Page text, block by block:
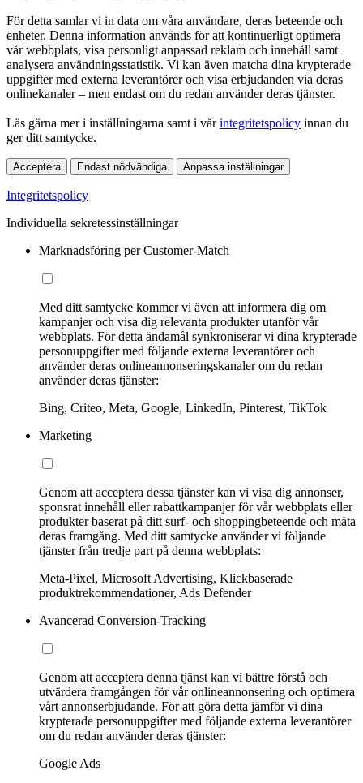
För detta samlar vi in data om våra användare, deras beteende och
enheter. Denna information används för att kontinuerligt optimera
vår webbplats, visa personligt anpassad reklam och innehåll samt
analysera användningsstatistik. Vi kan även matcha dina krypterade
uppgifter med externa leverantörer och visa erbjudanden via deras
onlinekanaler – men endast om du redan använder deras tjänster.
Läs gärna mer i inställningarna samt i vårintegritetspolicy innan du
ger ditt samtycke.
Acceptera Endast nödvändiga Anpassa inställningar
Integritetspolicy
Individuella sekretessinställningar
Marknadsföring per Customer-Match
Med ditt samtycke kommer vi även att informera dig om
kampanjer och visa dig relevanta produkter utanför vår
webbplats. För detta ändamål synkroniserar vi dina krypterade
personuppgifter med följande externa leverantörer och
använder deras onlineannonseringskanaler om du redan
använder deras tjänster:
Bing, Criteo, Meta, Google, LinkedIn, Pinterest, TikTok
Marketing
Genom att acceptera dessa tjänster kan vi visa dig annonser,
sponsrat innehåll eller rabattkampanjer för vår webbplats eller
produkter baserat på ditt surf- och shoppingbeteende och mäta
deras framgång. Med ditt samtycke använder vi följande
tjänster från tredje part på denna webbplats:
Meta-Pixel, Microsoft Advertising, Klickbaserade
produktrekommendationer, Ads Defender
Avancerad Conversion-Tracking
Genom att acceptera denna tjänst kan vi bättre förstå och
utvärdera framgången för vår onlineannonsering och optimera
vårt annonserbjudande. För att göra detta jämför vi dina
krypterade personuppgifter med följande externa leverantörer
om du redan använder deras tjänster:
Google Ads